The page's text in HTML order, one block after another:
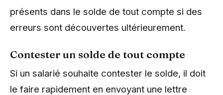
présents dans le solde de tout compte si des
erreurs sont découvertes ultérieurement.
Contester un solde de tout compte
Si un salarié souhaite contester le solde, il doit
le faire rapidement en envoyant une lettre